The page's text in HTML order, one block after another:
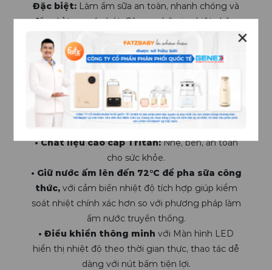
✕
Đặc biệt: Làm ấm sữa an toàn, nhanh chóng và
đều chỉ trong 4 phút. Công nghệ gia nhiệt chậm
giúp bảo toàn dưỡng chất trong sữa mẹ và sữa
công thức, đảm bảo bé yêu luôn được tận hưởng
bữa ăn đầy đủ dinh dưỡng dù ở bất cứ đâu.
• Di động & an toàn:
Lý tưởng để mang đi du
lịch.
• Pin sạc dung lượng lớn2750mAh (4 cell) cho
• Chất liệu cao cấp Tritan:Nhẹ, bền, an toàn
cho sức khỏe.
• Giữ nước ấm lên đến 72°C để pha sữa công
thức,với cảm biến nhiệt độ tích hợp giúp kiểm
soát nhiệt chính xác hơn so với phương pháp làm
ấm nước truyền thống.
• Điều khiển thông minh với Màn hình LED
hiển thị nhiệt độ theo thời gian thực, thao tác dễ
dàng với nút bấm tiện lợi.